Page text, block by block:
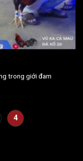
trong giới đam
4